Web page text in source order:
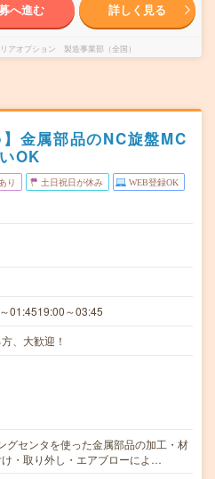
へ進む 詳しく見る
アオプション 製造事業部（全国）
】金属部品のNC旋盤MC
OK
り 土日祝日が休み WEB登録OK
01:4519:00～03:45
、大歓迎！
グセンタを使った金属部品の加工・材
・取り外し・エアブローによ…